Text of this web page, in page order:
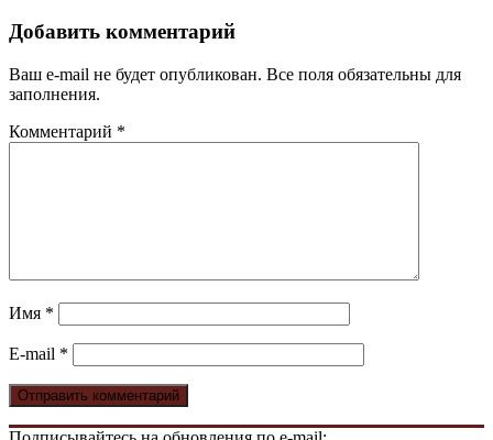
Добавить комментарий
Ваш e-mail не будет опубликован. Все поля обязательны для
заполнения.
Комментарий *
Имя *
E-mail *